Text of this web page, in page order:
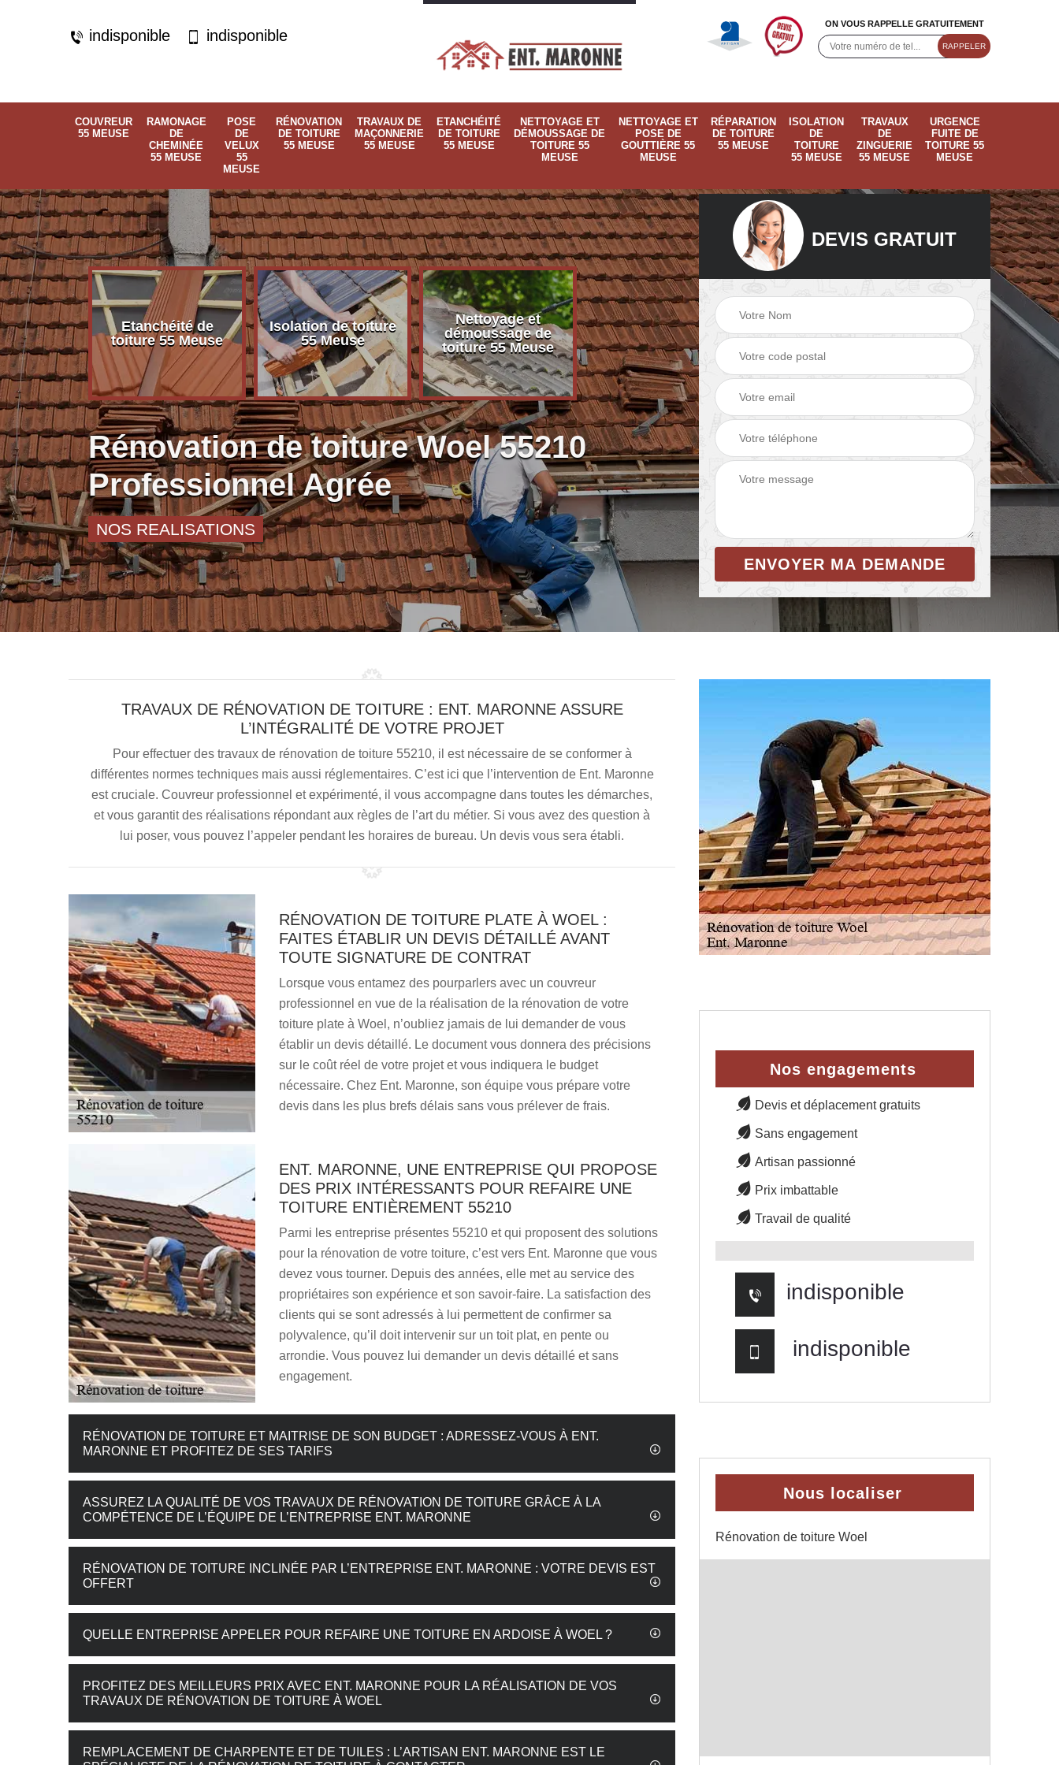
indisponible indisponible
ON VOUS RAPPELLE GRATUITEMENT
COUVREUR
55 MEUSE
RAMONAGE
DE
CHEMINÉE
55 MEUSE
POSE
DE
VELUX
55
MEUSE
RÉNOVATION
DE TOITURE
55 MEUSE
TRAVAUX DE
MAÇONNERIE
55 MEUSE
ETANCHÉITÉ
DE TOITURE
55 MEUSE
NETTOYAGE ET
DÉMOUSSAGE DE
TOITURE 55
MEUSE
NETTOYAGE ET
POSE DE
GOUTTIÈRE 55
MEUSE
RÉPARATION
DE TOITURE
55 MEUSE
ISOLATION
DE
TOITURE
55 MEUSE
TRAVAUX
DE
ZINGUERIE
55 MEUSE
URGENCE
FUITE DE
TOITURE 55
MEUSE
Meuse
Etanchéité de
toiture 55 Meuse
Isolation de toiture
55 Meuse
Nettoyage et
démoussage de
toiture 55 Meuse
Nettoyage et pose
de gouttière 55
Meuse
Meuse
Ramonage de
cheminée 55
Rénovation de toiture Woel 55210
Professionnel Agrée
NOS REALISATIONS
DEVIS GRATUIT
TRAVAUX DE RÉNOVATION DE TOITURE : ENT. MARONNE ASSURE
L’INTÉGRALITÉ DE VOTRE PROJET
Pour effectuer des travaux de rénovation de toiture 55210, il est nécessaire de se conformer à
différentes normes techniques mais aussi réglementaires. C’est ici que l’intervention de Ent. Maronne
est cruciale. Couvreur professionnel et expérimenté, il vous accompagne dans toutes les démarches,
et vous garantit des réalisations répondant aux règles de l’art du métier. Si vous avez des question à
lui poser, vous pouvez l’appeler pendant les horaires de bureau. Un devis vous sera établi.
RÉNOVATION DE TOITURE PLATE À WOEL :
FAITES ÉTABLIR UN DEVIS DÉTAILLÉ AVANT
TOUTE SIGNATURE DE CONTRAT
Lorsque vous entamez des pourparlers avec un couvreur
professionnel en vue de la réalisation de la rénovation de votre
toiture plate à Woel, n’oubliez jamais de lui demander de vous
établir un devis détaillé. Le document vous donnera des précisions
sur le coût réel de votre projet et vous indiquera le budget
nécessaire. Chez Ent. Maronne, son équipe vous prépare votre
devis dans les plus brefs délais sans vous prélever de frais.
ENT. MARONNE, UNE ENTREPRISE QUI PROPOSE
DES PRIX INTÉRESSANTS POUR REFAIRE UNE
TOITURE ENTIÈREMENT 55210
Parmi les entreprise présentes 55210 et qui proposent des solutions
pour la rénovation de votre toiture, c’est vers Ent. Maronne que vous
devez vous tourner. Depuis des années, elle met au service des
propriétaires son expérience et son savoir-faire. La satisfaction des
clients qui se sont adressés à lui permettent de confirmer sa
polyvalence, qu’il doit intervenir sur un toit plat, en pente ou
arrondie. Vous pouvez lui demander un devis détaillé et sans
engagement.
RÉNOVATION DE TOITURE ET MAITRISE DE SON BUDGET : ADRESSEZ-VOUS À ENT.
MARONNE ET PROFITEZ DE SES TARIFS
ASSUREZ LA QUALITÉ DE VOS TRAVAUX DE RÉNOVATION DE TOITURE GRÂCE À LA
COMPÉTENCE DE L’ÉQUIPE DE L’ENTREPRISE ENT. MARONNE
RÉNOVATION DE TOITURE INCLINÉE PAR L’ENTREPRISE ENT. MARONNE : VOTRE DEVIS EST
OFFERT
QUELLE ENTREPRISE APPELER POUR REFAIRE UNE TOITURE EN ARDOISE À WOEL ?
PROFITEZ DES MEILLEURS PRIX AVEC ENT. MARONNE POUR LA RÉALISATION DE VOS
TRAVAUX DE RÉNOVATION DE TOITURE À WOEL
REMPLACEMENT DE CHARPENTE ET DE TUILES : L’ARTISAN ENT. MARONNE EST LE
Nos engagements
Devis et déplacement gratuits
Sans engagement
Artisan passionné
Prix imbattable
Travail de qualité
indisponible
indisponible
Nous localiser
Rénovation de toiture Woel